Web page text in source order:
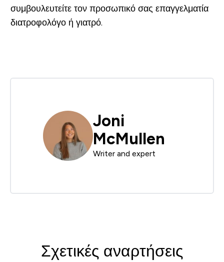
συμβουλευτείτε τον προσωπικό σας επαγγελματία
διατροφολόγο ή γιατρό.
Joni
McMullen
Writer and expert
Σχετικές αναρτήσεις